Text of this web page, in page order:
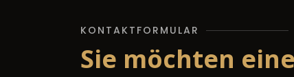
KONTAKTFORMULAR
Sie möchten